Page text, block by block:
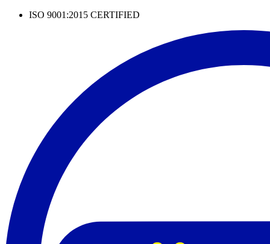
Skip
ISO 9001:2015 CERTIFIED